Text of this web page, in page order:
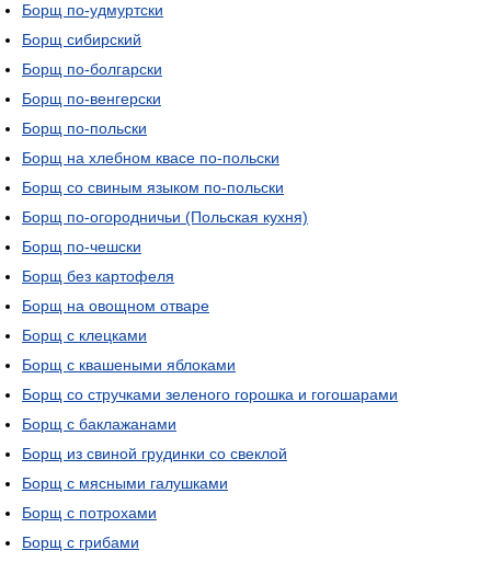
Борщ по-удмуртски
Борщ сибирский
Борщ по-болгарски
Борщ по-венгерски
Борщ по-польски
Борщ на хлебном квасе по-польски
Борщ со свиным языком по-польски
Борщ по-огородничьи (Польская кухня)
Борщ по-чешски
Борщ без картофеля
Борщ на овощном отваре
Борщ с клецками
Борщ с квашеными яблоками
Борщ со стручками зеленого горошка и гогошарами
Борщ с баклажанами
Борщ из свиной грудинки со свеклой
Борщ с мясными галушками
Борщ с потрохами
Борщ с грибами